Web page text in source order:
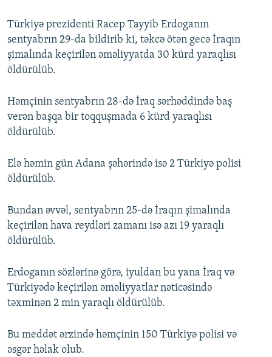
Türkiyə prezidenti Racep Tayyib Erdoganın
sentyabrın 29-da bildirib ki, təkcə ötən gecə İraqın
şimalında keçirilən əməliyyatda 30 kürd yaraqlısı
öldürülüb.
Həmçinin sentyabrın 28-də İraq sərhəddində baş
verən başqa bir toqquşmada 6 kürd yaraqlısı
öldürülüb.
Elə həmin gün Adana şəhərində isə 2 Türkiyə polisi
öldürülüb.
Bundan əvvəl, sentyabrın 25-də İraqın şimalında
keçirilən hava reydləri zamanı isə azı 19 yaraqlı
öldürülüb.
Erdoganın sözlərinə görə, iyuldan bu yana İraq və
Türkiyədə keçirilən əməliyyatlar nəticəsində
təxminən 2 min yaraqlı öldürülüb.
Bu meddət ərzində həmçinin 150 Türkiyə polisi və
əsgər həlak olub.